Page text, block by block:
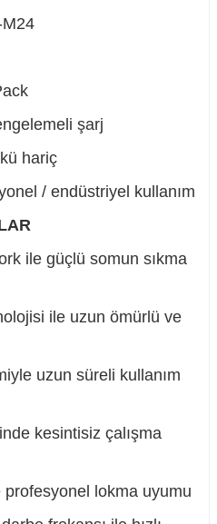
şarj
hariç
/ endüstriyel kullanım
ile güçlü somun sıkma
ile uzun ömürlü ve
uzun süreli kullanım
kesintisiz çalışma
profesyonel lokma uyumu